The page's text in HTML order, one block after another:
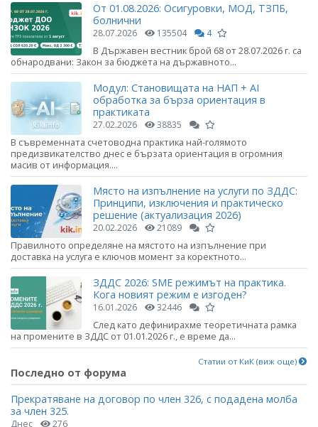
От 01.08.2026: Осигуровки, МОД, ТЗПБ,
болнични
28.07.2026 135504 4
В Държавен вестник брой 68 от 28.07.2026 г. са
обнародвани: Закон за бюджета на държавното...
Модул: Становищата на НАП + AI
обработка за бърза ориентация в
практиката
27.02.2026 38835
В съвременната счетоводна практика най-голямото
предизвикателство днес е бързата ориентация в огромния
масив от информация....
Място на изпълнение на услуги по ЗДДС:
Принципи, изключения и практическо
решение (актуализация 2026)
20.02.2026 21089
Правилното определяне на мястото на изпълнение при
доставка на услуга е ключов момент за коректното...
ЗДДС 2026: SME режимът на практика.
Кога новият режим е изгоден?
16.01.2026 32446
След като дефинирахме теоретичната рамка
на промените в ЗДДС от 01.01.2026 г., е време да...
Статии от КиК (виж още)
Последно от форума
Прекратяване на договор по член 326, с подадена молба
за член 325.
Днес 276